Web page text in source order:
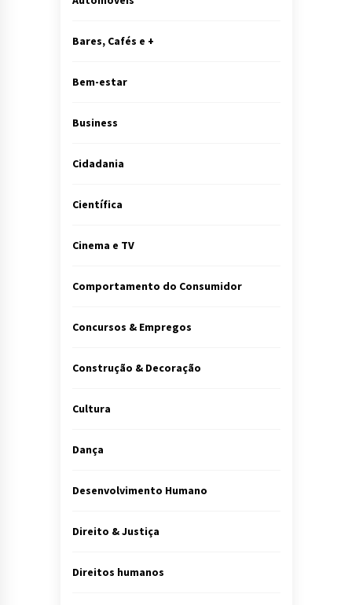
Bares, Cafés e +
Bem-estar
Business
Cidadania
Científica
Cinema e TV
Comportamento do Consumidor
Concursos & Empregos
Construção & Decoração
Cultura
Dança
Desenvolvimento Humano
Direito & Justiça
Direitos humanos